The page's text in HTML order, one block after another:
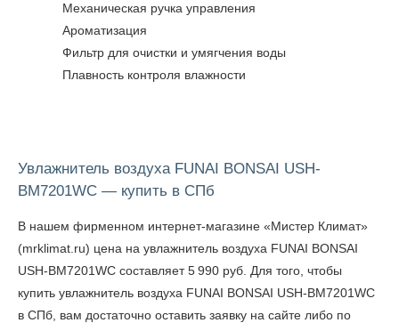
Механическая ручка управления
Ароматизация
Фильтр для очистки и умягчения воды
Плавность контроля влажности
Увлажнитель воздуха FUNAI BONSAI USH-
BM7201WC — купить в СПб
В нашем фирменном интернет-магазине «Мистер Климат»
(mrklimat.ru) цена на увлажнитель воздуха FUNAI BONSAI
USH-BM7201WC составляет 5 990 руб. Для того, чтобы
купить увлажнитель воздуха FUNAI BONSAI USH-BM7201WC
в СПб , вам достаточно оставить заявку на сайте либо по